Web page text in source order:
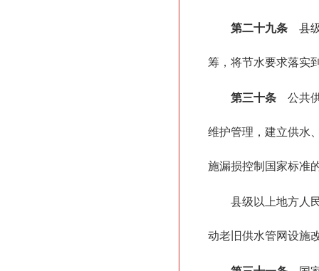
第二十九条 县
筹，将节水要求落实
第三十条 公共
维护管理，建立供水
施漏损控制国家标准
县级以上地方人
动老旧供水管网设施